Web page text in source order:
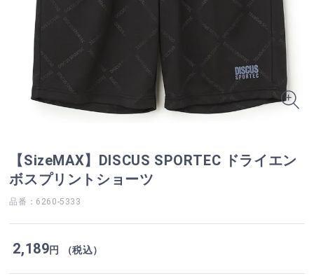
【SizeMAX】DISCUS SPORTEC ドライエン
ボスプリントショーツ
品番：6260-5333
2,189円 （税込）